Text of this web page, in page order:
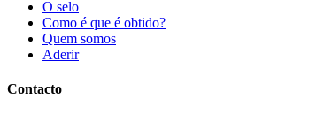
O selo
Como é que é obtido?
Quem somos
Aderir
Contacto